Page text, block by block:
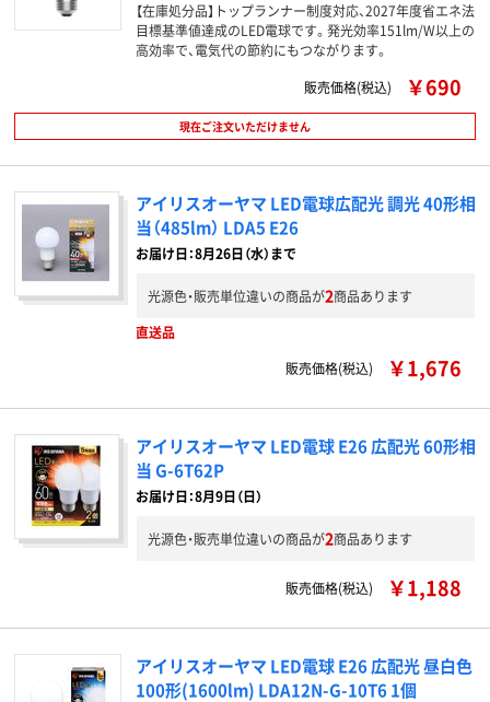
【在庫処分品】トップランナー制度対応、2027年度省エネ法
目標基準値達成のLED電球です。発光効率151lm/W以上の
高効率で、電気代の節約にもつながります。
販売価格(税込)
￥690
現在ご注文いただけません
アイリスオーヤマ LED電球広配光 調光 40形相
当（485lm） LDA5 E26
お届け日：8月26日（水）まで
光源色・販売単位違いの商品が2商品あります
直送品
販売価格(税込)
￥1,676
アイリスオーヤマ LED電球 E26 広配光 60形相
当 G-6T62P
お届け日：8月9日（日）
光源色・販売単位違いの商品が2商品あります
販売価格(税込) ￥1,188
アイリスオーヤマ LED電球 E26 広配光 昼白色
100形(1600lm) LDA12N-G-10T6 1個